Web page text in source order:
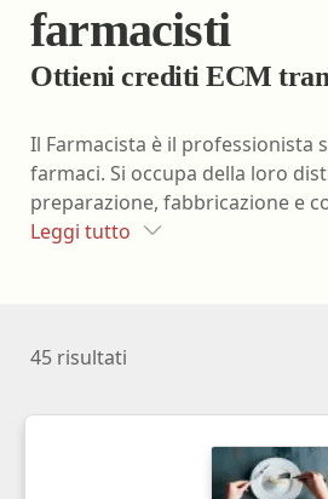
farmacisti
Ottieni crediti ECM
Il Farmacista è il professionista
farmaci. Si occupa della loro
preparazione, fabbricazione e
Leggi tutto
45 risultati